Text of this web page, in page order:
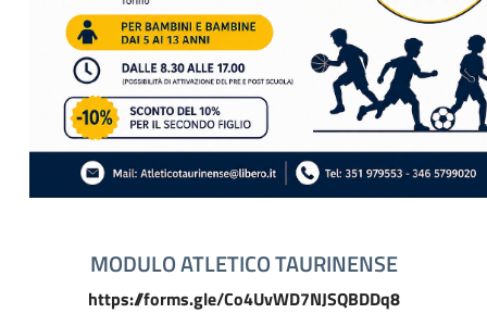
MODULO ATLETICO TAURINENSE
https://forms.gle/Co4UvWD7NJSQBDDq8